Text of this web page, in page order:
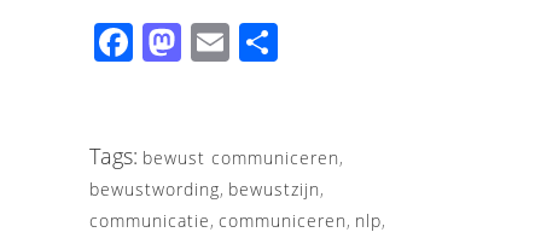
Facebook
Mastodon
Email
Tags: bewust communiceren,
bewustwording, bewustzijn,
communicatie, communiceren, nlp,